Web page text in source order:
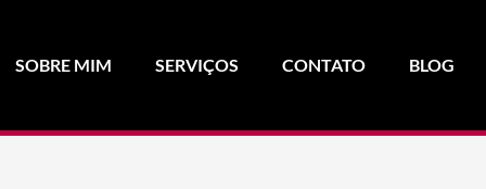
SOBRE MIM SERVIÇOS CONTATO BLOG